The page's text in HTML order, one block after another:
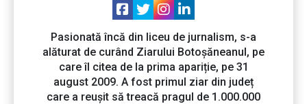
Pasionată încă din liceu de jurnalism, s-a
alăturat de curând Ziarului Botoșăneanul, pe
care îl citea de la prima apariție, pe 31
august 2009. A fost primul ziar din județ
care a reușit să treacă pragul de 1.000.000